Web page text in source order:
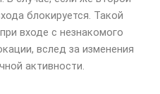
блокируется. Такой
входе с незнакомого
вслед за изменения
активности.